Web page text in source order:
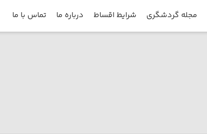
مجله گردشگری شرایط اقساط درباره ما تماس با ما